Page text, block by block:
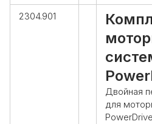
2304.901
Двойная
для